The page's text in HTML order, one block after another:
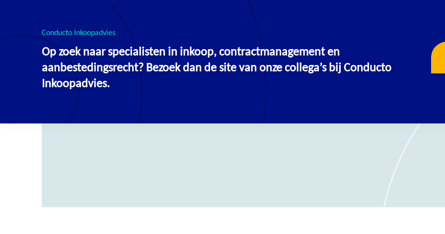
OPLEIDINGEN & TRAININGEN
Conducto Inkoopadvies
Op zoek naar specialisten in inkoop, contractmanagement en
aanbestedingsrecht? Bezoek dan de site van onze collega’s bij Conducto
Inkoopadvies.